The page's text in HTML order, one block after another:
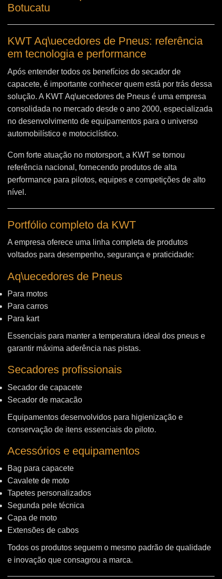
Botucatu
KWT Aq\uecedores de Pneus: referência
em tecnologia e performance
Após entender todos os benefícios do secador de
capacete, é importante conhecer quem está por trás dessa
solução. A KWT Aq\uecedores de Pneus é uma empresa
consolidada no mercado desde o ano 2000, especializada
no desenvolvimento de equipamentos para o universo
automobilístico e motociclístico.
Com forte atuação no motorsport, a KWT se tornou
referência nacional, fornecendo produtos de alta
performance para pilotos, equipes e competições de alto
nível.
Portfólio completo da KWT
A empresa oferece uma linha completa de produtos
voltados para desempenho, segurança e praticidade:
Aq\uecedores de Pneus
Para motos
Para carros
Para kart
Essenciais para manter a temperatura ideal dos pneus e
garantir máxima aderência nas pistas.
Secadores profissionais
Secador de capacete
Secador de macacão
Equipamentos desenvolvidos para higienização e
conservação de itens essenciais do piloto.
Acessórios e equipamentos
Bag para capacete
Cavalete de moto
Tapetes personalizados
Segunda pele técnica
Capa de moto
Extensões de cabos
Todos os produtos seguem o mesmo padrão de qualidade
e inovação que consagrou a marca.